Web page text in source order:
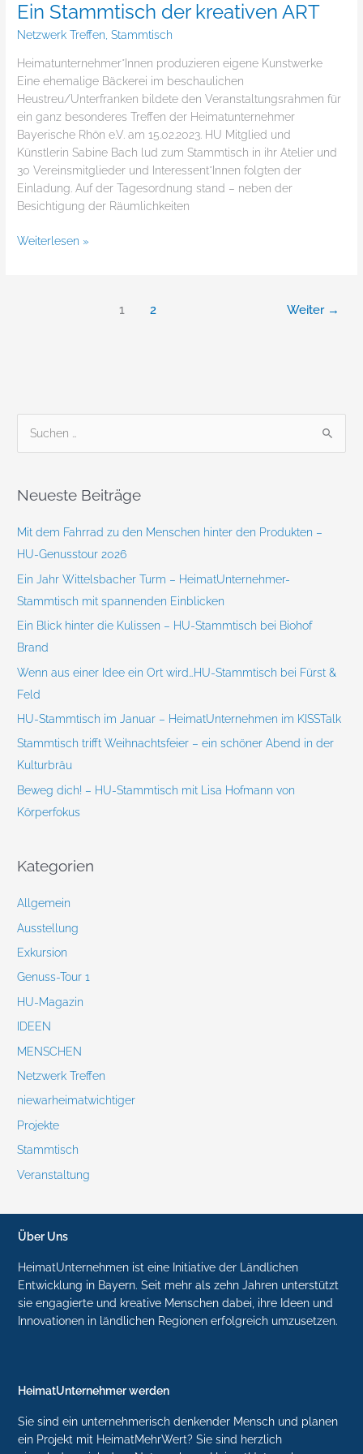
Ein Stammtisch der kreativen ART
Netzwerk Treffen,Stammtisch
Heimatunternehmer*Innen produzieren eigene Kunstwerke
Eine ehemalige Bäckerei im beschaulichen
Heustreu/Unterfranken bildete den Veranstaltungsrahmen für
ein ganz besonderes Treffen der Heimatunternehmer
Bayerische Rhön e.V. am 15.02.2023. HU Mitglied und
Künstlerin Sabine Bach lud zum Stammtisch in ihr Atelier und
30 Vereinsmitglieder und Interessent*Innen folgten der
Einladung. Auf der Tagesordnung stand – neben der
Besichtigung der Räumlichkeiten
Weiterlesen »
1 2 Weiter →
h
h
:
Neueste Beiträge
Mit dem Fahrrad zu den Menschen hinter den Produkten –
HU-Genusstour 2026
Ein Jahr Wittelsbacher Turm – HeimatUnternehmer-
Stammtisch mit spannenden Einblicken
Ein Blick hinter die Kulissen – HU-Stammtisch bei Biohof
Brand
Wenn aus einer Idee ein Ort wird…HU-Stammtisch bei Fürst &
Feld
HU-Stammtisch im Januar – HeimatUnternehmen im KISSTalk
Stammtisch trifft Weihnachtsfeier – ein schöner Abend in der
Kulturbräu
Beweg dich! – HU-Stammtisch mit Lisa Hofmann von
Körperfokus
Kategorien
Allgemein
Ausstellung
Exkursion
Genuss-Tour 1
HU-Magazin
IDEEN
MENSCHEN
Netzwerk Treffen
niewarheimatwichtiger
Projekte
Stammtisch
Veranstaltung
Über Uns
HeimatUnternehmen ist eine Initiative der Ländlichen
Entwicklung in Bayern. Seit mehr als zehn Jahren unterstützt
sie engagierte und kreative Menschen dabei, ihre Ideen und
Innovationen in ländlichen Regionen erfolgreich umzusetzen.
HeimatUnternehmer werden
Sie sind ein unternehmerisch denkender Mensch und planen
ein Projekt mit HeimatMehrWert? Sie sind herzlich